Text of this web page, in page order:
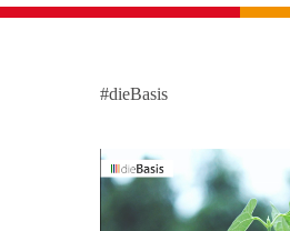
#dieBasis